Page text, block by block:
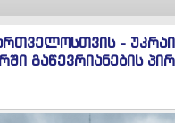
-
გაწევრიანების